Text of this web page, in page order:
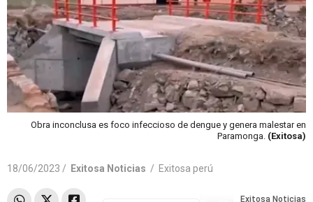
Obra inconclusa es foco infeccioso de dengue y genera malestar en
Paramonga. (Exitosa)
18/06/2023 / Exitosa Noticias / Exitosa perú